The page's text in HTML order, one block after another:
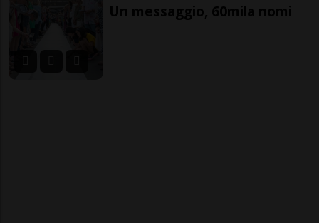
Un messaggio, 60mila nomi